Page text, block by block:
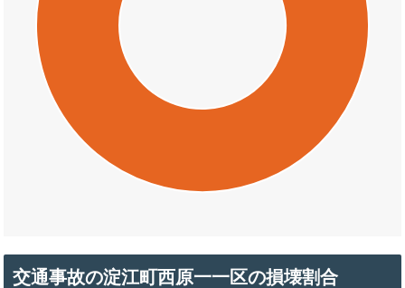
交通事故の淀江町西原一一区の損壊割合